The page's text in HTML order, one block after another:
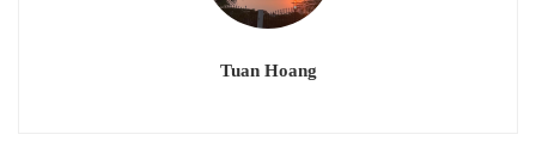
Tuan Hoang